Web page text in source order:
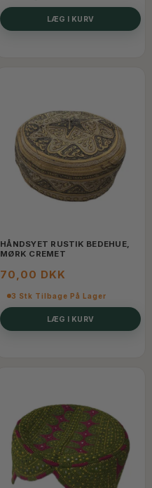
LÆG I KURV
HÅNDSYET RUSTIK BEDEHUE,
MØRK CREMET
70,00 DKK
3 Stk Tilbage På Lager
LÆG I KURV